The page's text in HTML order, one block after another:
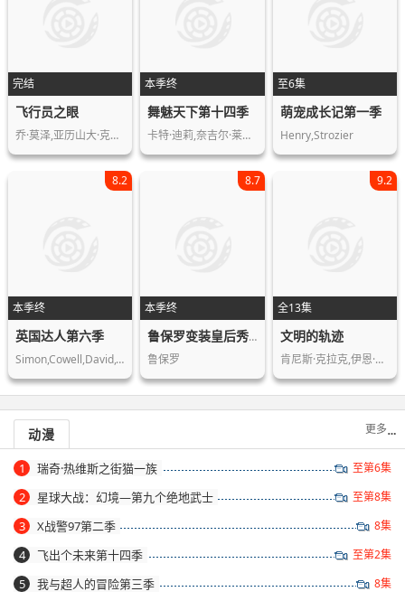
完结
飞行员之眼
乔·莫泽,亚历山大·克拉特,沃伊切赫·…
本季终
舞魅天下第十四季
卡特·迪莉,奈吉尔·莱斯格,玛丽·墨菲…
至6集
萌宠成长记第一季
Henry,Strozier
本季终
8.2
英国达人第六季
Simon,Cowell,David,Walliams,Amanda,H…
本季终
8.7
鲁保罗变装皇后秀.众婊季第二季
鲁保罗
全13集
9.2
文明的轨迹
肯尼斯·克拉克,伊恩·理查森,帕特里克…
动漫 更多
至第6集
1 瑞奇·热维斯之街猫一族
至第8集
2 星球大战：幻境—第九个绝地武士
8集
3 X战警97第二季
至第2集
4 飞出个未来第十四季
8集
5 我与超人的冒险第三季